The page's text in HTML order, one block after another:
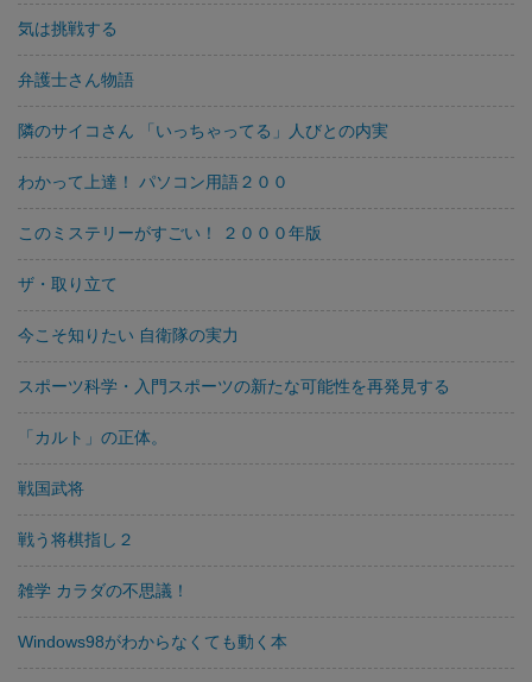
気は挑戦する
弁護士さん物語
隣のサイコさん 「いっちゃってる」人びとの内実
わかって上達！ パソコン用語２００
このミステリーがすごい！ ２０００年版
ザ・取り立て
今こそ知りたい 自衛隊の実力
スポーツ科学・入門スポーツの新たな可能性を再発見する
「カルト」の正体。
戦国武将
戦う将棋指し２
雑学 カラダの不思議！
Windows98がわからなくても動く本